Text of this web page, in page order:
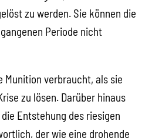
sein, von einer Krise in die
die notwendigen Waffen zu
Auf die eine oder andere
müssen die Schulden
die Rechnung wird denen
wenigsten in der Lage sind,